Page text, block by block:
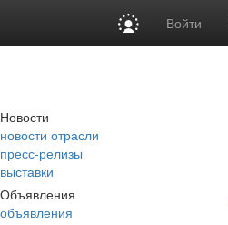
Войти
Новости
новости отрасли
пресс-релизы
выставки
Объявления
объявления